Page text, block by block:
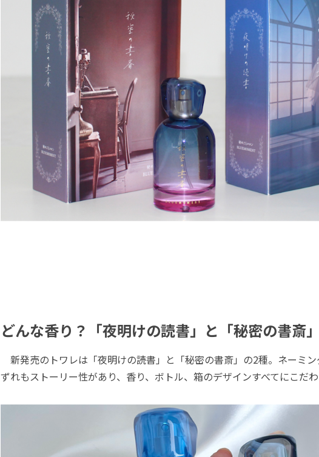
どんな香り？「夜明けの読書」と「秘密の書斎」
新発売のトワレは「夜明けの読書」と「秘密の書斎」の2種。ネーミ
ずれもストーリー性があり、香り、ボトル、箱のデザインすべてにこだわ